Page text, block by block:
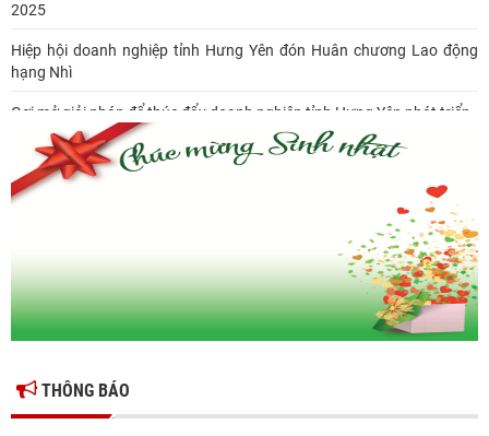
2025
Hiệp hội doanh nghiệp tỉnh Hưng Yên đón Huân chương Lao động
hạng Nhì
Gợi mở giải pháp để thúc đẩy doanh nghiệp tỉnh Hưng Yên phát triển
Ông Đỗ Văn Vẻ là Chủ tịch Hiệp hội Doanh nghiệp tỉnh Hưng Yên
Hiệp hội doanh nghiệp tỉnh Hưng Yên: Cập nhật chính sách thuế mới
THÔNG BÁO